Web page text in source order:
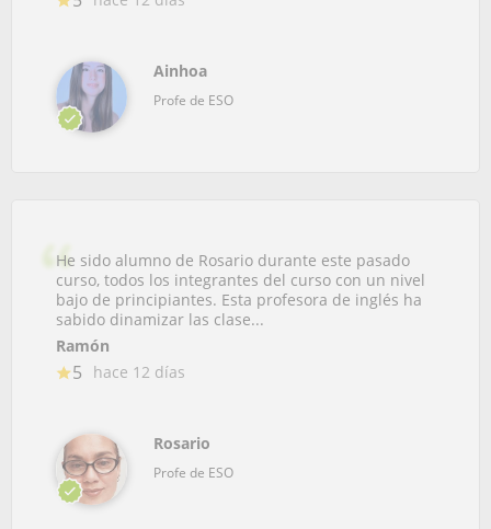
Ainhoa
Profe de ESO
He sido alumno de Rosario durante este pasado
curso, todos los integrantes del curso con un nivel
bajo de principiantes. Esta profesora de inglés ha
sabido dinamizar las clase...
Ramón
5 hace 12 días
Rosario
Profe de ESO